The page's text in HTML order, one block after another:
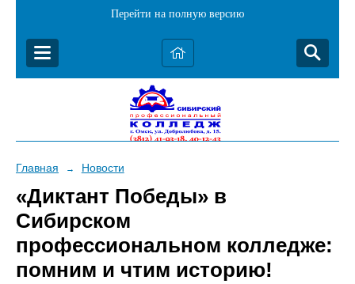
Перейти на полную версию
Главная → Новости
«Диктант Победы» в
Сибирском
профессиональном колледже:
помним и чтим историю!